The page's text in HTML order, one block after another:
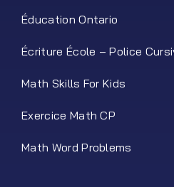
Éducation Ontario
Écriture École – Police
Math Skills For Kids
Exercice Math CP
Math Word Problems